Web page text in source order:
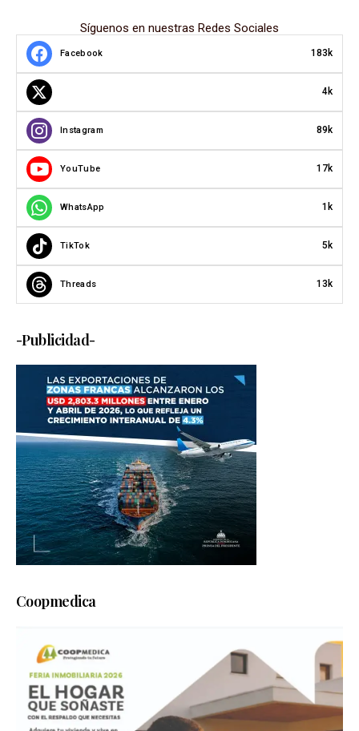
Síguenos en nuestras Redes Sociales
Facebook 183k
4k
Instagram 89k
YouTube 17k
WhatsApp 1k
TikTok 5k
Threads 13k
-Publicidad-
Coopmedica